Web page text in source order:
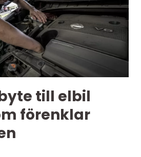
till elbil
förenklar